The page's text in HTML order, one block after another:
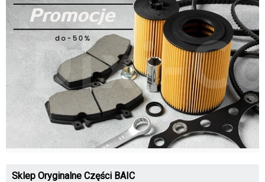
Sklep Oryginalne Części BAIC